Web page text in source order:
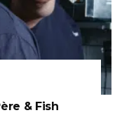
& Fish